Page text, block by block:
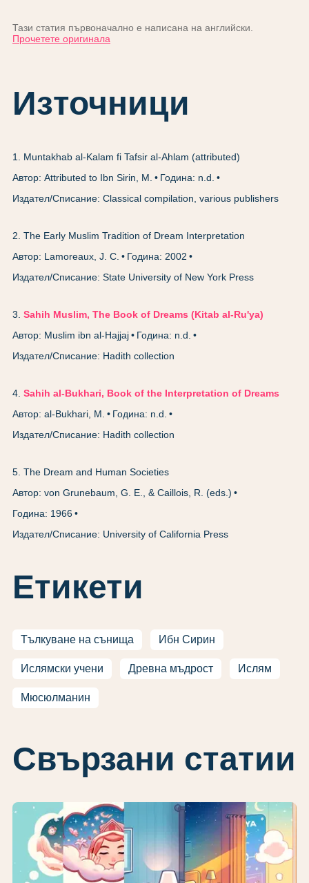
Тази статия първоначално е написана на английски.
Прочетете оригинала
Източници
1
Muntakhab al-Kalam fi Tafsir al-Ahlam (attributed)
Автор: Attributed to Ibn Sirin, M.
Година: n.d.
Издател/Списание: Classical compilation, various publishers
2 The Early Muslim Tradition of Dream Interpretation
Автор: Lamoreaux, J. C.
Година: 2002
Издател/Списание: State University of New York Press
3 Sahih Muslim, The Book of Dreams (Kitab al-Ru'ya)
Автор: Muslim ibn al-Hajjaj
Година: n.d.
Издател/Списание: Hadith collection
4 Sahih al-Bukhari, Book of the Interpretation of Dreams
Автор: al-Bukhari, M.
Година: n.d.
Издател/Списание: Hadith collection
5 The Dream and Human Societies
Автор: von Grunebaum, G. E., & Caillois, R. (eds.)
Година: 1966
Издател/Списание: University of California Press
Етикети
Тълкуване на сънища Ибн Сирин
Ислямски учени Древна мъдрост Ислям
Мюсюлманин
Свързани статии